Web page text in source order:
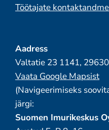
Töötajate
Aadress
Valtatie 23 1141,
Vaata Google Mapsist
(Navigeerimiseks
järgi:
Suomen Imurikeskus